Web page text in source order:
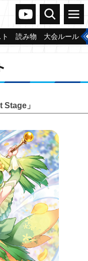
ヴァンガードch
検索 メニュー
読み物 大会ルール
Stage」